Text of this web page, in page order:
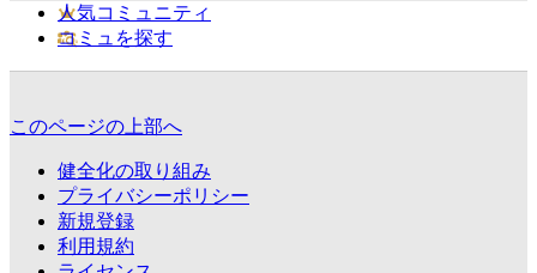
人気コミュニティ
コミュを探す
このページの上部へ
健全化の取り組み
プライバシーポリシー
新規登録
利用規約